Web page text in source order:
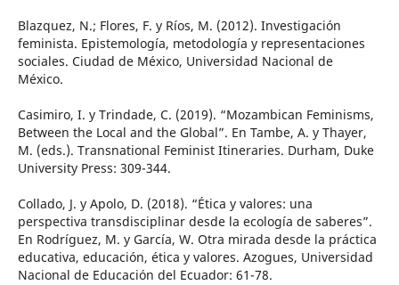
Blazquez, N.; Flores, F. y Ríos, M. (2012). Investigación
feminista. Epistemología, metodología y representaciones
sociales. Ciudad de México, Universidad Nacional de
México.
Casimiro, I. y Trindade, C. (2019). “Mozambican Feminisms,
Between the Local and the Global”. En Tambe, A. y Thayer,
M. (eds.). Transnational Feminist Itineraries. Durham, Duke
University Press: 309-344.
Collado, J. y Apolo, D. (2018). “Ética y valores: una
perspectiva transdisciplinar desde la ecología de saberes”.
En Rodríguez, M. y García, W. Otra mirada desde la práctica
educativa, educación, ética y valores. Azogues, Universidad
Nacional de Educación del Ecuador: 61-78.